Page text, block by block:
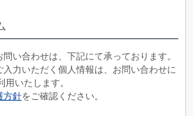
い合わせは、下記にて承っております。
力いただく個人情報は、お問い合わせに
いたします。
方針をご確認ください。